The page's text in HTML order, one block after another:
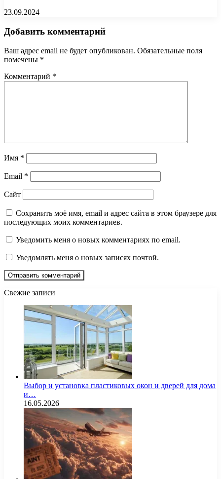
23.09.2024
Добавить комментарий
Ваш адрес email не будет опубликован. Обязательные поля
помечены *
Комментарий *
Имя *
Email *
Сайт
Сохранить моё имя, email и адрес сайта в этом браузере для
последующих моих комментариев.
Уведомить меня о новых комментариях по email.
Уведомлять меня о новых записях почтой.
Свежие записи
Выбор и установка пластиковых окон и дверей для дома
и…
16.05.2026